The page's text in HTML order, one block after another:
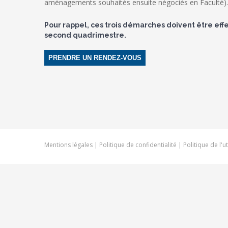
aménagements souhaités ensuite négociés en Faculté).
Pour rappel, ces trois démarches doivent être
second quadrimestre.
PRENDRE UN RENDEZ-VOUS
Mentions légales | Politique de confidentialité | Politique de